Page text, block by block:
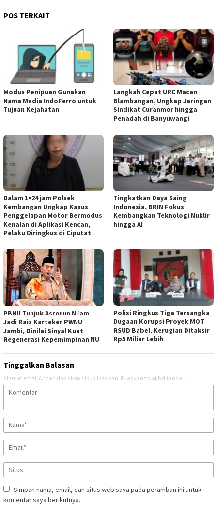
POS TERKAIT
Modus Penipuan Gunakan
Nama Media IndoFerro untuk
Tujuan Kejahatan
Langkah Cepat URC Macan
Blambangan, Ungkap Jaringan
Sindikat Curanmor hingga
Penadah di Banyuwangi
Dalam 1×24 jam Polsek
Kembangan Ungkap Kasus
Penggelapan Motor Bermodus
Kenalan di Aplikasi Kencan,
Pelaku Diringkus di Ciputat
Tingkatkan Daya Saing
Indonesia, BRIN Fokus
Kembangkan Teknologi Nuklir
hingga AI
PBNU Tunjuk Asrorun Ni’am
Jadi Rais Karteker PWNU
Jambi, Dinilai Sinyal Kuat
Regenerasi Kepemimpinan NU
Polisi Ringkus Tiga Tersangka
Dugaan Korupsi Proyek MOT
RSUD Babel, Kerugian Ditaksir
Rp5 Miliar Lebih
Tinggalkan Balasan
Alamat email Anda tidak akan dipublikasikan. Ruas yang wajib ditandai *
Simpan nama, email, dan situs web saya pada peramban ini untuk
komentar saya berikutnya.